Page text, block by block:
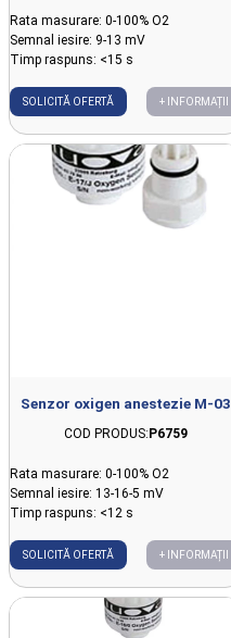
Rata masurare: 0-100% O2
Semnal iesire: 9-13 mV
Timp raspuns: <15 s
SOLICITĂ OFERTĂ + INFORMAȚII
Senzor oxigen anestezie M-03
COD PRODUS:P6759
Rata masurare: 0-100% O2
Semnal iesire: 13-16-5 mV
Timp raspuns: <12 s
SOLICITĂ OFERTĂ + INFORMAȚII